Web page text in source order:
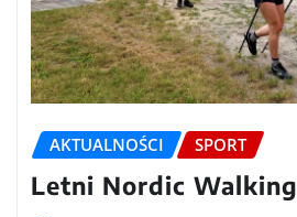
AKTUALNOŚCI SPORT
Letni Nordic Walking